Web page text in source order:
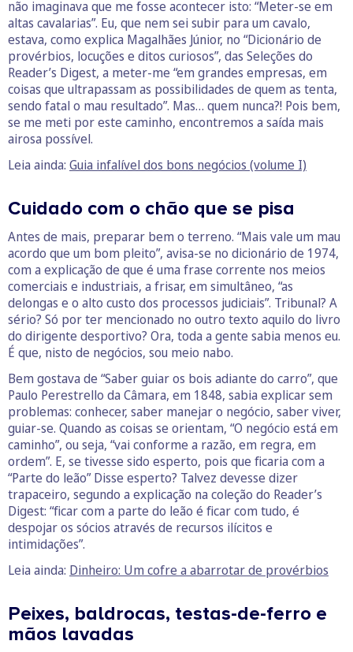
não imaginava que me fosse acontecer isto: “Meter-se em
altas cavalarias”. Eu, que nem sei subir para um cavalo,
estava, como explica Magalhães Júnior, no “Dicionário de
provérbios, locuções e ditos curiosos”, das Seleções do
Reader’s Digest, a meter-me “em grandes empresas, em
coisas que ultrapassam as possibilidades de quem as tenta,
sendo fatal o mau resultado”. Mas… quem nunca?! Pois bem,
se me meti por este caminho, encontremos a saída mais
airosa possível.
Leia ainda: Guia infalível dos bons negócios (volume I)
Cuidado com o chão que se pisa
Antes de mais, preparar bem o terreno. “Mais vale um mau
acordo que um bom pleito”, avisa-se no dicionário de 1974,
com a explicação de que é uma frase corrente nos meios
comerciais e industriais, a frisar, em simultâneo, “as
delongas e o alto custo dos processos judiciais”. Tribunal? A
sério? Só por ter mencionado no outro texto aquilo do livro
do dirigente desportivo? Ora, toda a gente sabia menos eu.
É que, nisto de negócios, sou meio nabo.
Bem gostava de “Saber guiar os bois adiante do carro”, que
Paulo Perestrello da Câmara, em 1848, sabia explicar sem
problemas: conhecer, saber manejar o negócio, saber viver,
guiar-se. Quando as coisas se orientam, “O negócio está em
caminho”, ou seja, “vai conforme a razão, em regra, em
ordem”. E, se tivesse sido esperto, pois que ficaria com a
“Parte do leão” Disse esperto? Talvez devesse dizer
trapaceiro, segundo a explicação na coleção do Reader’s
Digest: “ficar com a parte do leão é ficar com tudo, é
despojar os sócios através de recursos ilícitos e
intimidações”.
Leia ainda: Dinheiro: Um cofre a abarrotar de provérbios
Peixes, baldrocas, testas-de-ferro e
mãos lavadas